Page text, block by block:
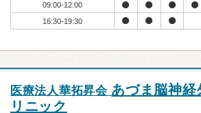
09:00-12:00
16:30-19:30
医療法人華拓昇会 あづま脳神経
リニック